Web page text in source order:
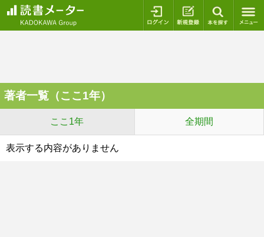
ログイン 新規登録
著者一覧（ここ1年）
ここ1年 全期間
表示する内容がありません